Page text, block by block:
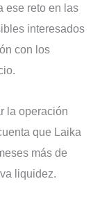
ese reto en las
interesados
con los
la operación
que Laika
más de
liquidez.